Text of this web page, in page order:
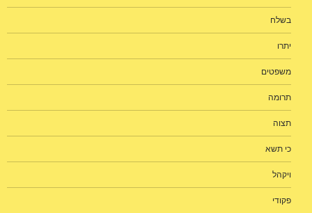
בשלח
יתרו
משפטים
תרומה
תצוה
כי תשא
ויקהל
פקודי